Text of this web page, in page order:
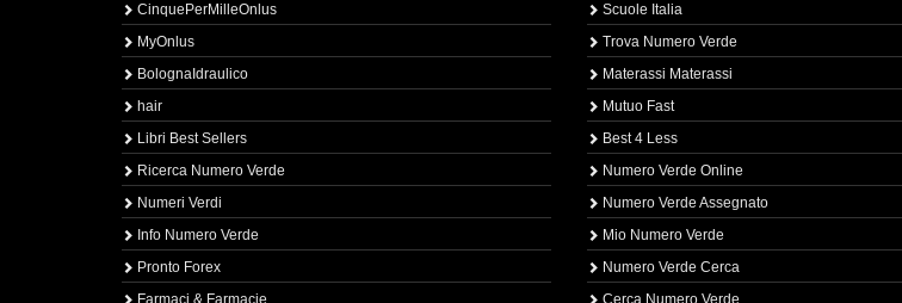
CinquePerMilleOnlus
MyOnlus
BolognaIdraulico
hair
Libri Best Sellers
Ricerca Numero Verde
Numeri Verdi
Info Numero Verde
Pronto Forex
Farmaci & Farmacie
Scuole Italia
Trova Numero Verde
Materassi Materassi
Mutuo Fast
Best 4 Less
Numero Verde Online
Numero Verde Assegnato
Mio Numero Verde
Numero Verde Cerca
Cerca Numero Verde